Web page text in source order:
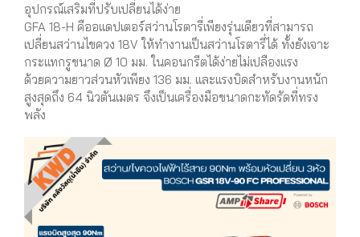
อุปกรณ์เสริมที่ปรับเปลี่ยนได้ง่าย
GFA 18-H คืออแดปเตอร์สว่านโรตารี่เพียงรุ่นเดียวที่สามารถ
เปลี่ยนสว่านไขควง 18V ให้ทำงานเป็นสว่านโรตารี่ได้ ทั้งยังเจาะ
กระแทกรูขนาด Ø 10 มม. ในคอนกรีตได้ง่ายไม่เปลืองแรง
ด้วยความยาวส่วนหัวเพียง 136 มม. และแรงบิดสำหรับงานหนัก
สูงสุดถึง 64 นิวตันเมตร จึงเป็นเครื่องมือขนาดกะทัดรัดที่ทรง
พลัง